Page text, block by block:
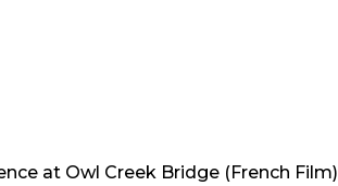
at Owl Creek Bridge (French Film)